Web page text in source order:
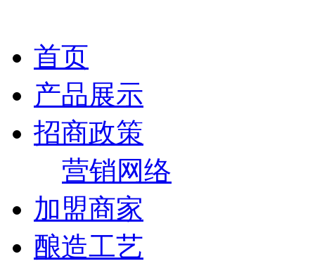
首页
产品展示
招商政策
营销网络
加盟商家
酿造工艺